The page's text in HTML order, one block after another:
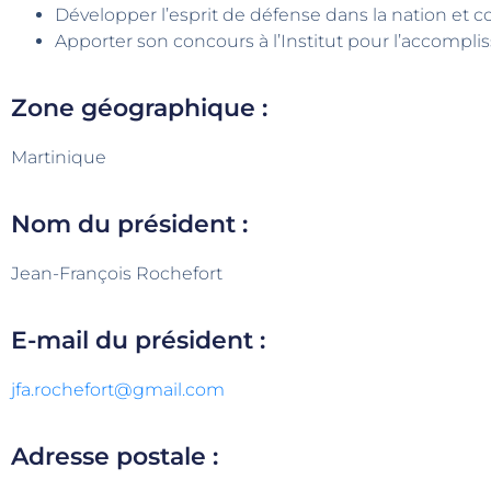
Développer l’esprit de défense dans la nation et
Apporter son concours à l’Institut pour
Zone géographique :
Martinique
Nom du président :
Jean-François Rochefort
E-mail du président :
jfa.rochefort@gmail.com
Adresse postale :